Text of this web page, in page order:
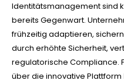
Identitätsmanagement sind
bereits Gegenwart.
frühzeitig adaptieren,
durch erhöhte Sicherheit,
regulatorische Compliance.
über die innovative Plattform